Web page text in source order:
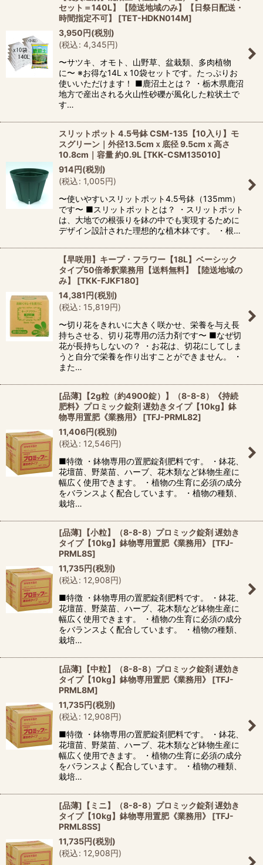
セット＝140L】【陸送地域のみ】【日祭日配送・
時間指定不可】
[TET-HDKN014M]
3,950円(税別)
(税込: 4,345円)
〜サツキ、オモト、山野草、盆栽類、多肉植物
に〜 ※お得な14Lｘ10袋セットです。たっぷりお
使いいただけます！ ■鹿沼土とは？ ・栃木県鹿沼
地方で産出される火山性砂礫が風化した粒状土で
す…
スリットポット 4.5号鉢 CSM-135【10入り】モ
スグリーン｜外径13.5cmｘ底径 9.5cmｘ高さ
10.8cm｜容量 約0.9L [TKK-CSM135010]
914円(税別)
(税込: 1,005円)
〜使いやすいスリットポット4.5号鉢（135mm）
です〜 ■スリットポットとは？ ・スリットポット
は、大地での根張りを鉢の中でも実現するために
デザイン設計された理想的な植木鉢です。 ・根…
【早咲用】キープ・フラワー【18L】ベーシック
タイプ50倍希釈業務用【送料無料】【陸送地域の
み】
[TKK-FJKF180]
14,381円(税別)
(税込: 15,819円)
〜切り花をきれいに大きく咲かせ、栄養を与え長
持ちさせる、切り花専用の活力剤です〜 ■なぜ切
花が長持ちしないの？ ・お花は、切花にしてしま
うと自分で栄養を作り出すことができません。 ・
また…
[品薄]【2g粒（約4900錠）】（8-8-8）《持続
肥料》プロミック錠剤 遅効きタイプ【10kg】鉢
物専用置肥《業務用》
[TFJ-PRML82]
11,406円(税別)
(税込: 12,546円)
■特徴 ・鉢物専用の置肥錠剤肥料です。 ・鉢花、
花壇苗、野菜苗、ハーブ、花木類など鉢物生産に
幅広く使用できます。 ・植物の生育に必須の成分
をバランスよく配合しています。 ・植物の種類、
栽培…
[品薄]【小粒】（8-8-8）プロミック錠剤 遅効き
タイプ【10kg】鉢物専用置肥《業務用》
[TFJ-
PRML8S]
11,735円(税別)
(税込: 12,908円)
■特徴 ・鉢物専用の置肥錠剤肥料です。 ・鉢花、
花壇苗、野菜苗、ハーブ、花木類など鉢物生産に
幅広く使用できます。 ・植物の生育に必須の成分
をバランスよく配合しています。 ・植物の種類、
栽培…
[品薄]【中粒】（8-8-8）プロミック錠剤 遅効き
タイプ【10kg】鉢物専用置肥《業務用》
[TFJ-
PRML8M]
11,735円(税別)
(税込: 12,908円)
■特徴 ・鉢物専用の置肥錠剤肥料です。 ・鉢花、
花壇苗、野菜苗、ハーブ、花木類など鉢物生産に
幅広く使用できます。 ・植物の生育に必須の成分
をバランスよく配合しています。 ・植物の種類、
栽培…
[品薄]【ミニ】（8-8-8）プロミック錠剤 遅効き
タイプ【10kg】鉢物専用置肥《業務用》
[TFJ-
PRML8SS]
11,735円(税別)
(税込: 12,908円)